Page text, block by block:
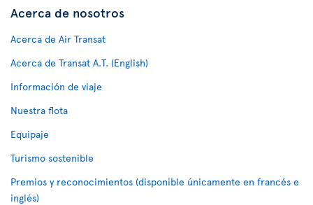
Acerca de nosotros
Acerca de Air Transat
Acerca de Transat A.T. (English)
Información de viaje
Nuestra flota
Equipaje
Turismo sostenible
Premios y reconocimientos (disponible únicamente en francés e
inglés)